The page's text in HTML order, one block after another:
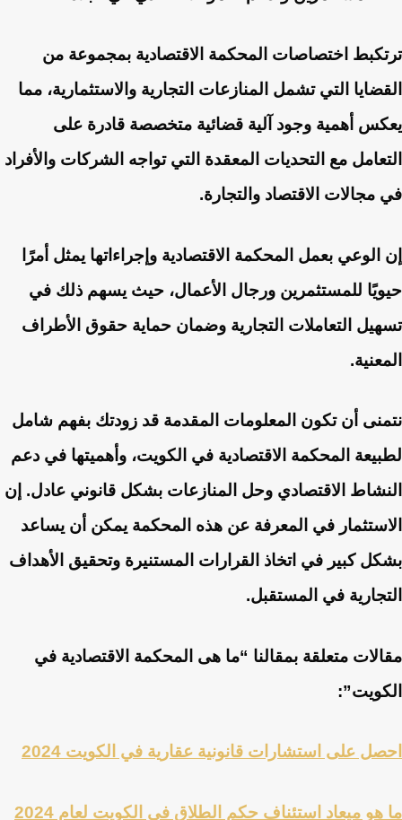
ترتكبط اختصاصات المحكمة الاقتصادية بمجموعة من
القضايا التي تشمل المنازعات التجارية والاستثمارية، مما
يعكس أهمية وجود آلية قضائية متخصصة قادرة على
التعامل مع التحديات المعقدة التي تواجه الشركات والأفراد
في مجالات الاقتصاد والتجارة.
إن الوعي بعمل المحكمة الاقتصادية وإجراءاتها يمثل أمرًا
حيويًا للمستثمرين ورجال الأعمال، حيث يسهم ذلك في
تسهيل التعاملات التجارية وضمان حماية حقوق الأطراف
المعنية.
نتمنى أن تكون المعلومات المقدمة قد زودتك بفهم شامل
لطبيعة المحكمة الاقتصادية في الكويت، وأهميتها في دعم
النشاط الاقتصادي وحل المنازعات بشكل قانوني عادل. إن
الاستثمار في المعرفة عن هذه المحكمة يمكن أن يساعد
بشكل كبير في اتخاذ القرارات المستنيرة وتحقيق الأهداف
التجارية في المستقبل.
مقالات متعلقة بمقالنا “ما هى المحكمة الاقتصادية في
الكويت”:
احصل على استشارات قانونية عقارية في الكويت 2024
ما هو ميعاد استئناف حكم الطلاق في الكويت لعام 2024